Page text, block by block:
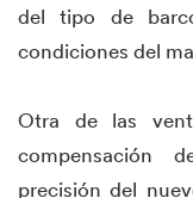
del tipo de
condiciones del
Otra de las
compensación
precisión del